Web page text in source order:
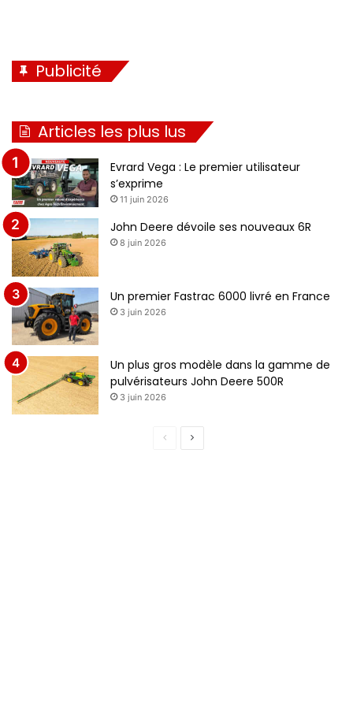
Publicité
Articles les plus lus
Evrard Vega : Le premier utilisateur
s’exprime
11 juin 2026
John Deere dévoile ses nouveaux 6R
8 juin 2026
Un premier Fastrac 6000 livré en France
3 juin 2026
Un plus gros modèle dans la gamme de
pulvérisateurs John Deere 500R
3 juin 2026
Page
Page